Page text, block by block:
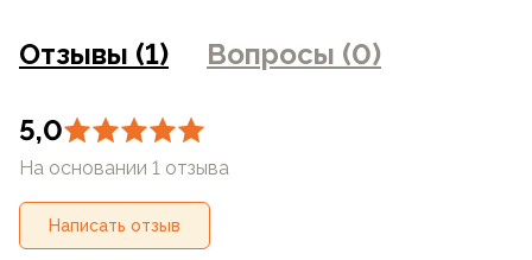
использовать его в зимних походах, на зимней
магазинах
Отзывы (1) Вопросы (0)
5,0
На основании 1 отзыва
Написать отзыв